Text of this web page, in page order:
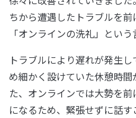
ちから遭遇したトラブルを
「オンラインの洗礼」という
トラブルにより遅れが発生
め細かく設けていた休憩時
た、オンラインでは大勢を
になるため、緊張せずに話